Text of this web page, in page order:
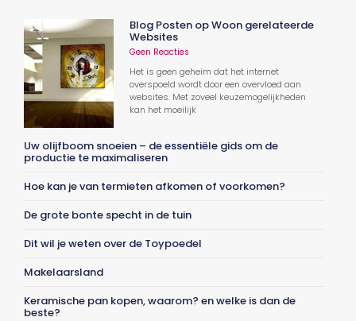
Blog Posten op Woon gerelateerde
Websites
Geen Reacties
Het is geen geheim dat het internet
overspoeld wordt door een overvloed aan
websites. Met zoveel keuzemogelijkheden
kan het moeilijk
Uw olijfboom snoeien – de essentiële gids om de
productie te maximaliseren
Hoe kan je van termieten afkomen of voorkomen?
De grote bonte specht in de tuin
Dit wil je weten over de Toypoedel
Makelaarsland
Keramische pan kopen, waarom? en welke is dan de
beste?